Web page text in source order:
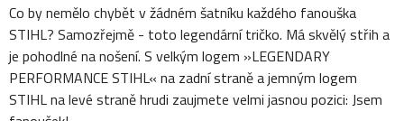
Co by nemělo chybět v žádném šatníku každého fanouška
STIHL? Samozřejmě - toto legendární tričko. Má skvělý střih a
je pohodlné na nošení. S velkým logem »LEGENDARY
PERFORMANCE STIHL« na zadní straně a jemným logem
STIHL na levé straně hrudi zaujmete velmi jasnou pozici: Jsem